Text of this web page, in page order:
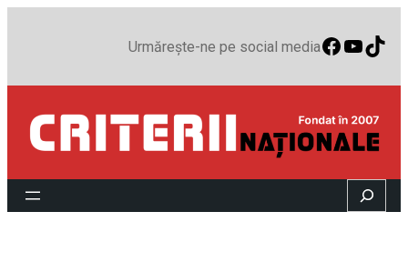
Urmărește-ne pe social media
Search